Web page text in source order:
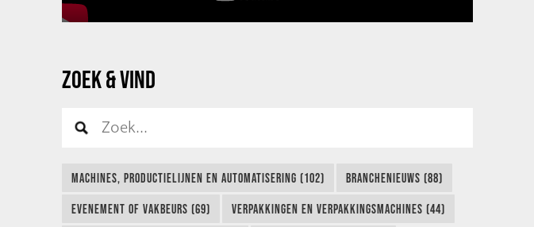
ZOEK & VIND
MACHINES, PRODUCTIELIJNEN EN AUTOMATISERING (102) BRANCHENIEUWS (88)
EVENEMENT OF VAKBEURS (69) VERPAKKINGEN EN VERPAKKINGSMACHINES (44)